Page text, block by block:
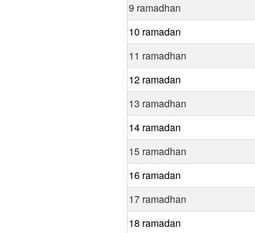
9 ramadhan
10 ramadan
11 ramadhan
12 ramadan
13 ramadhan
14 ramadan
15 ramadhan
16 ramadan
17 ramadhan
18 ramadan